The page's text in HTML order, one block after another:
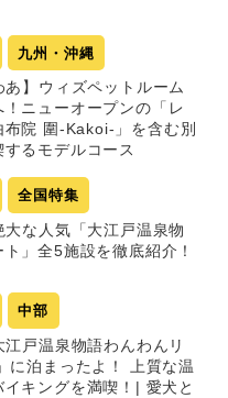
九州・沖縄
あ】ウィズペットルーム
ニューオープンの「レ
布院 圍-Kakoi-」を含む別
るモデルコース
全国特集
大な人気「大江戸温泉物
」全5施設を徹底紹介！
中部
江戸温泉物語わんわんリ
に泊まったよ！ 上質な温
キングを満喫！| 愛犬と